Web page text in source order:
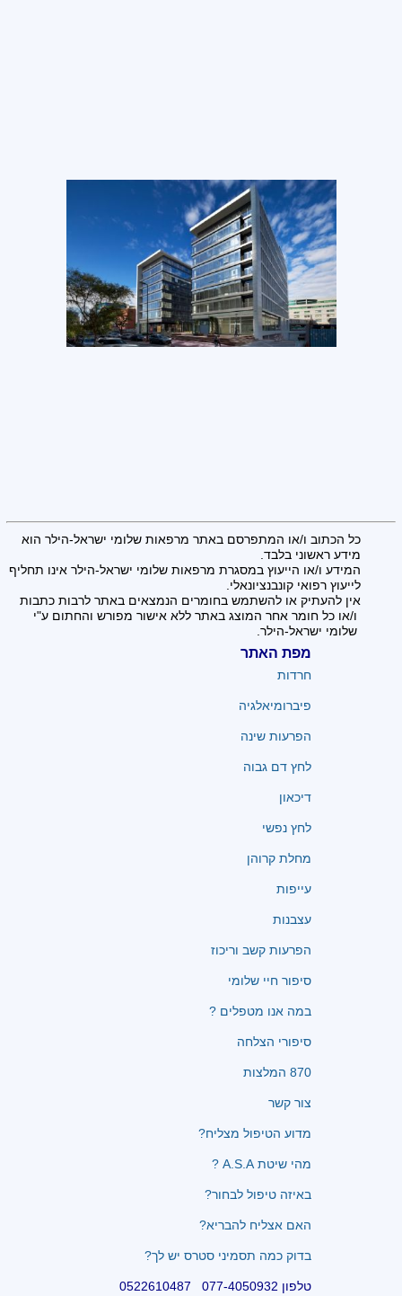
כל הכתוב ו/או המתפרסם באתר מרפאות שלומי ישראל-הילר הוא
מידע ראשוני בלבד.
המידע ו/או הייעוץ במסגרת מרפאות שלומי ישראל-הילר אינו תחליף
לייעוץ רפואי קונבנציונאלי.
אין להעתיק או להשתמש בחומרים הנמצאים באתר לרבות כתבות
ו/או כל חומר אחר המוצג באתר ללא אישור מפורש והחתום ע"י
שלומי ישראל-הילר.
מפת האתר
חרדות
פיברומיאלגיה
הפרעות שינה
לחץ דם גבוה
דיכאון
לחץ נפשי
מחלת קרוהן
עייפות
עצבנות
הפרעות קשב וריכוז
סיפור חיי שלומי
במה אנו מטפלים ?
סיפורי הצלחה
870 המלצות
צור קשר
מדוע הטיפול מצליח?
מהי שיטת A.S.A ?
באיזה טיפול לבחור?
האם אצליח להבריא?
בדוק כמה תסמיני סטרס יש לך?
טלפון 077-4050932 0522610487